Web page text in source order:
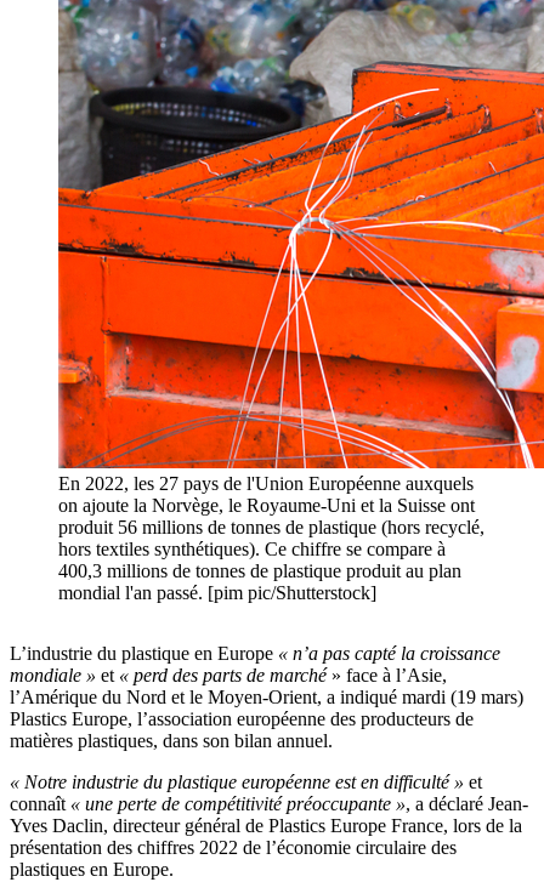
En 2022, les 27 pays de l'Union Européenne auxquels
on ajoute la Norvège, le Royaume-Uni et la Suisse ont
produit 56 millions de tonnes de plastique (hors recyclé,
hors textiles synthétiques). Ce chiffre se compare à
400,3 millions de tonnes de plastique produit au plan
mondial l'an passé. [pim pic/Shutterstock]
L’industrie du plastique en Europe « n’a pas capté la croissance
mondiale » et « perd des parts de marché» face à l’Asie,
l’Amérique du Nord et le Moyen-Orient, a indiqué mardi (19 mars)
Plastics Europe, l’association européenne des producteurs de
matières plastiques, dans son bilan annuel.
« Notre industrie du plastique européenne est en difficulté » et
connaît « une perte de compétitivité préoccupante », a déclaré Jean-
Yves Daclin, directeur général de Plastics Europe France, lors de la
présentation des chiffres 2022 de l’économie circulaire des
plastiques en Europe.